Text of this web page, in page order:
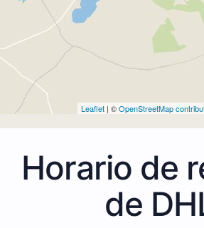
Leaflet | ©OpenStreetMap
Horario de
de